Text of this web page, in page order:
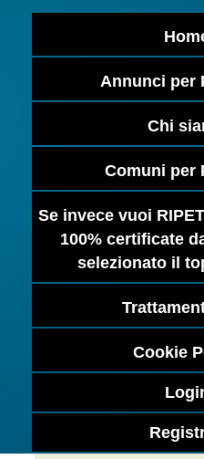
Annunci per
Chi
Comuni per
Se invece vuoi
100% certificate
selezionato il
Cookie